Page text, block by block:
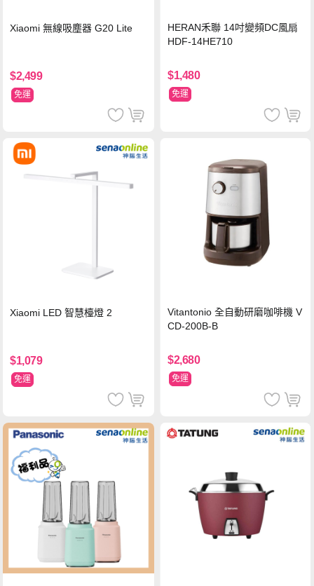
Xiaomi 無線吸塵器 G20 Lite
$2,499
免運
HERAN禾聯 14吋變頻DC風扇
HDF-14HE710
$1,480
免運
Xiaomi LED 智慧檯燈 2
$1,079
免運
Vitantonio 全自動研磨咖啡機 V
CD-200B-B
$2,680
免運